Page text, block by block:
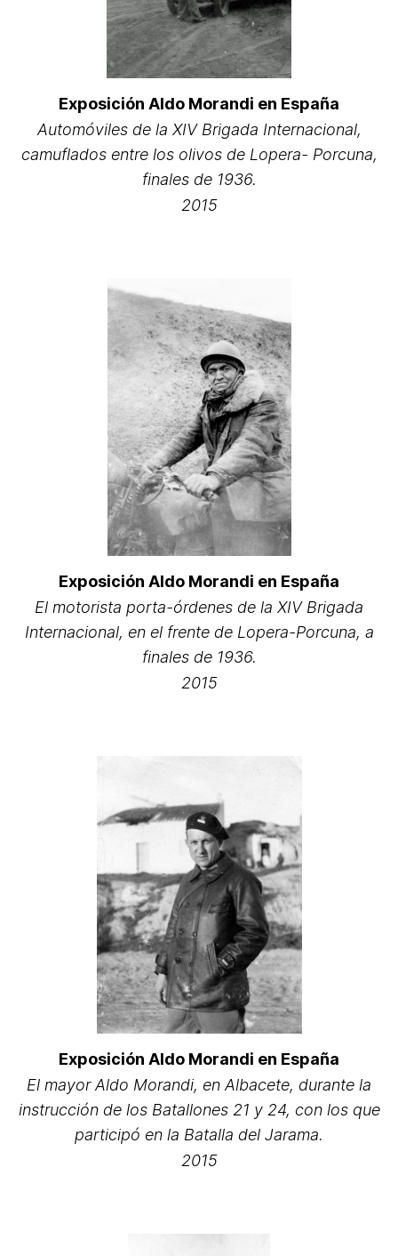
Exposición Aldo Morandi en España
Automóviles de la XIV Brigada Internacional,
camuflados entre los olivos de Lopera- Porcuna,
finales de 1936.
2015
Exposición Aldo Morandi en España
El motorista porta-órdenes de la XIV Brigada
Internacional, en el frente de Lopera-Porcuna, a
finales de 1936.
2015
Exposición Aldo Morandi en España
El mayor Aldo Morandi, en Albacete, durante la
instrucción de los Batallones 21 y 24, con los que
participó en la Batalla del Jarama.
2015